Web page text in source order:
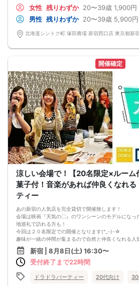
60名様
🔳最小開催人数：3対3
🔳中止判断タイミング：開催1時間前
嬉しい！お料理はビュッフェ形式ではなく、店員さん
いたします！
お店自慢のお料理を召し上がって頂きながら、ゆっく
《ドラマのロケ地で有名な会場で完全着席PARTY》
メです
落ち着いた空間での交流が楽しめます！
完全着席スタイルですのでひとりぼっちになることは
者様同士の席の配置。
スタッフのフォローが人気の理由です。
《恋人、友人、人脈、必ず出会える！関西で超人気の
□結婚がしたい
□恋人が欲しい
□友人を増やしたい
□人脈を広げたい
□日常に刺激が欲しい
□お酒が大好き
□楽しいことが大好き
□飲み会が大好き
□みんなでワイワイしたい人
□確実に出会える街コンに参加したい人
□一緒に合コン・コンパに行ける飲み友が欲しい人
□家と職場の往復の毎日を変えたい人
《フード》
【塚田農場名物！店仕込みザンギ】【街コン限定プリ
しみ頂けます。
飲み放題と大満足なお料理を提供♪
嬉しい！店員さんがご丁寧にお席までお持ちします！
《シェフ自慢のコース料理》
【産地直送・国産鶏肉】皆様に満足していただけるよ
重ね、こだわりのフードを提供いただいております♪
心もお腹も満足していただけますよ♪
・農場サラダ
・名物！店仕込みザンギ
女性 残りわずか 20〜39歳 1,900円
男性 残りわずか 20〜39歳 5,900円
開催確定
涼しい会場で！【20名限定×ルーム
菓子付！音楽があれば仲良くなれ
ティー
あの新宿の人気店を完全貸切で開催致します！
会場は映画『天気の〇』のワンシーンのモデルになっ
地巡礼で訪れる方も！
今回は２０名限定での開催となります(^_-)-☆
趣味が一緒の仲間が集まるので自然と仲良くなれる人
アットホームな感じで距離が縮めやすく他イベントよ
です＾＾
ワンフロア貸し切りなのにお部屋代は頂きません！！
飲み物は300円～御座います＜m(__)m＞
新宿 | 8月8日(土) 16:30〜
受付終了まで22時間
ドラドラパーティー 20代向け